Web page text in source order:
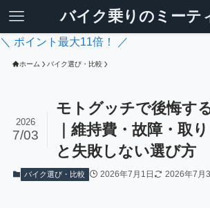
バイク乗りのミーテ
＼ ポイント最大11倍！ ／
ホーム バイク選び・比較
モトグッチで後悔す
｜維持費・故障・取
と失敗しない選び方
2026
7/03
バイク選び・比較 2026年7月1日 2026年7月